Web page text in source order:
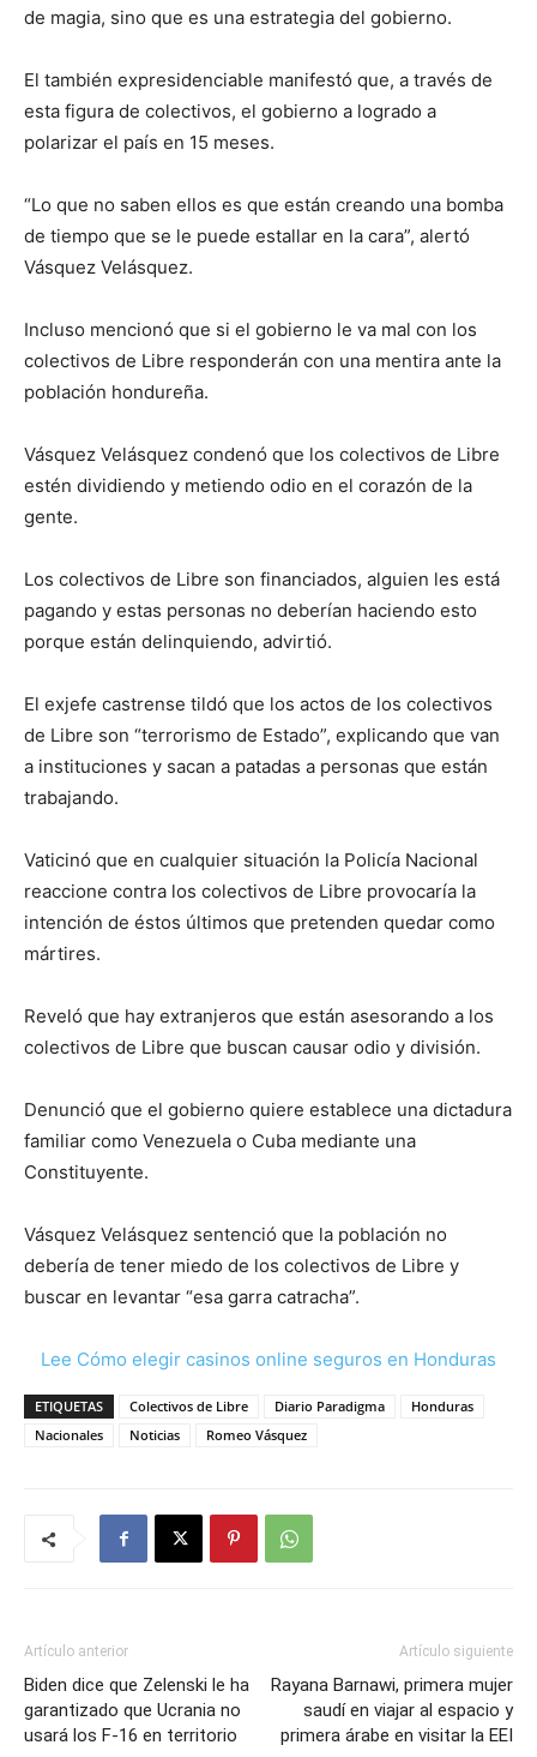
de magia, sino que es una estrategia del gobierno.
El también expresidenciable manifestó que, a través de
esta figura de colectivos, el gobierno a logrado a
polarizar el país en 15 meses.
“Lo que no saben ellos es que están creando una bomba
de tiempo que se le puede estallar en la cara”, alertó
Vásquez Velásquez.
Incluso mencionó que si el gobierno le va mal con los
colectivos de Libre responderán con una mentira ante la
población hondureña.
Vásquez Velásquez condenó que los colectivos de Libre
estén dividiendo y metiendo odio en el corazón de la
gente.
Los colectivos de Libre son financiados, alguien les está
pagando y estas personas no deberían haciendo esto
porque están delinquiendo, advirtió.
El exjefe castrense tildó que los actos de los colectivos
de Libre son “terrorismo de Estado”, explicando que van
a instituciones y sacan a patadas a personas que están
trabajando.
Vaticinó que en cualquier situación la Policía Nacional
reaccione contra los colectivos de Libre provocaría la
intención de éstos últimos que pretenden quedar como
mártires.
Reveló que hay extranjeros que están asesorando a los
colectivos de Libre que buscan causar odio y división.
Denunció que el gobierno quiere establece una dictadura
familiar como Venezuela o Cuba mediante una
Constituyente.
Vásquez Velásquez sentenció que la población no
debería de tener miedo de los colectivos de Libre y
buscar en levantar “esa garra catracha”.
Lee Cómo elegir casinos online seguros en Honduras
ETIQUETAS Colectivos de Libre Diario Paradigma
Honduras
Nacionales
Noticias Romeo Vásquez
Artículo anterior
Biden dice que Zelenski le ha
garantizado que Ucrania no
usará los F-16 en territorio
Artículo siguiente
Rayana Barnawi, primera mujer
saudí en viajar al espacio y
primera árabe en visitar la EEI